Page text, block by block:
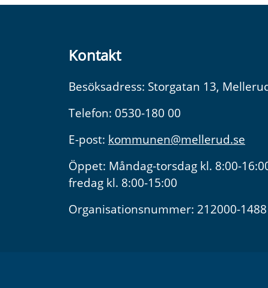
Kontakt
Besöksadress: Storgatan 13,
Telefon: 0530-180 00
E-post: kommunen@mellerud.se
Öppet: Måndag-torsdag kl. 8:00-
fredag kl. 8:00-15:00
Organisationsnummer: 212000-1488